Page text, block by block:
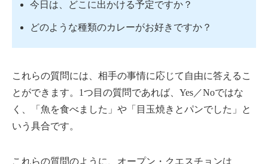
今日は、どこに出かける予定ですか？
どのような種類のカレーがお好きですか？
これらの質問には、相手の事情に応じて自由に答えるこ
とができます。1つ目の質問であれば、Yes／Noではな
く、「魚を食べました」や「目玉焼きとパンでした」と
いう具合です。
これらの質問のように、オープン・クエスチョンは